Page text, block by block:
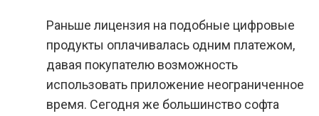
Раньше лицензия на подобные цифровые
продукты оплачивалась одним платежом,
давая покупателю возможность
использовать приложение неограниченное
время. Сегодня же большинство софта